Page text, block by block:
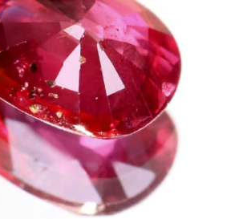
ご注文手続き
カートを見る
お買い物を続ける